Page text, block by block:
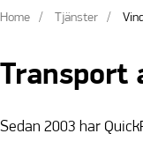
Home Tjänster
Transport
Sedan 2003 har